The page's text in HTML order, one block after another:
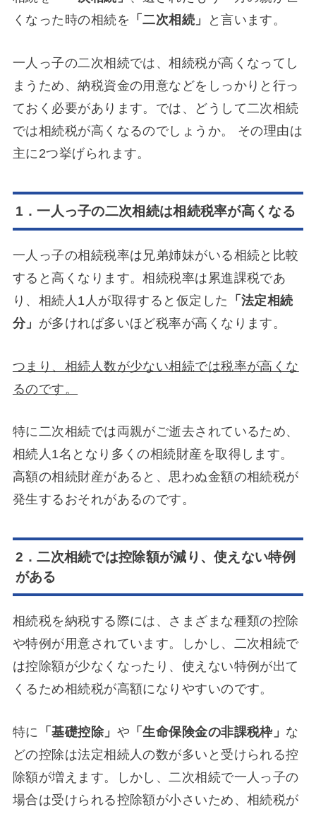
くなった時の相続を 「二次相続」 と言います。
一人っ子の二次相続では、相続税が高くなってし
まうため、納税資金の用意などをしっかりと行っ
ておく必要があります。では、どうして二次相続
では相続税が高くなるのでしょうか。 その理由は
主に2つ挙げられます。
1．一人っ子の二次相続は相続税率が高くなる
一人っ子の相続税率は兄弟姉妹がいる相続と比較
すると高くなります。相続税率は累進課税であ
り、相続人1人が取得すると仮定した
「法定相続
分」 が多ければ多いほど税率が高くなります。
つまり、相続人数が少ない相続では税率が高くな
るのです。
特に二次相続では両親がご逝去されているため、
相続人1名となり多くの相続財産を取得します。
高額の相続財産があると、思わぬ金額の相続税が
発生するおそれがあるのです。
2．二次相続では控除額が減り、使えない特例
がある
相続税を納税する際には、さまざまな種類の控除
や特例が用意されています。しかし、二次相続で
は控除額が少なくなったり、使えない特例が出て
くるため相続税が高額になりやすいのです。
特に 「基礎控除」 や 「生命保険金の非課税枠」 な
どの控除は法定相続人の数が多いと受けられる控
除額が増えます。しかし、二次相続で一人っ子の
場合は受けられる控除額が小さいため、相続税が